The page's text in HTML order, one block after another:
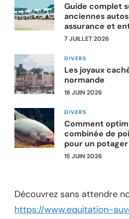
Guide complet
anciennes
assurance et
7 JUILLET 2026
DIVERS
Les joyaux
normande
18 JUIN 2026
DIVERS
Comment
combinée de
pour un
15 JUIN 2026
Découvrez sans attendre
https://www.equitation-